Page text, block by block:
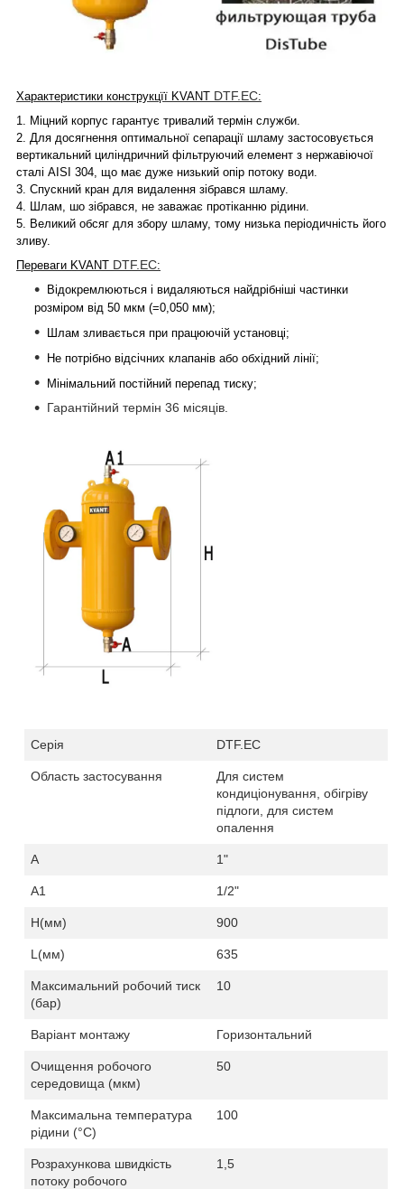
Характеристики конструкцїї KVANT DTF.EC:
1.
Міцний корпус гарантує тривалий термін служби.
2. Для досягнення оптимальної сепарації шламу застосовується
вертикальний циліндричний фільтруючий елемент з нержавіючої
сталі AISI 304, що має дуже низький опір потоку води.
3. Спускний кран для видалення зібрався шламу.
4. Ш лам, шо зібрався, не заважає протіканню рідини.
5.
Великий обсяг для збору шламу, тому низька періодичність його
зливу.
Переваги KVANT DTF.EC:
Відокремлюються і видаляються найдрібніші частинки
розміром від 50 мкм (=0,050 мм);
Шлам зливається при працюючій установці;
Не потрібно відсічних клапанів або обхідний лінії;
Мінімальний постійний перепад тиску;
Гарантійний термін 36 місяців.
Серія DTF.EC
Область застосування
Для систем
кондиціонування, обігріву
підлоги, для систем
опалення
A 1"
А1 1/2"
H(мм) 900
L (мм) 635
Максимальний робочий тиск
(бар)
10
Варіант монтажу Горизонтальний
Очищення робочого
середовища (мкм)
50
Максимальна температура
рідини (°C)
100
Розрахункова швидкість
потоку робочого
1,5